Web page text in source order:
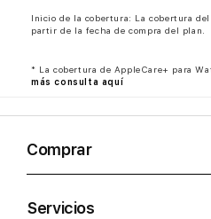
Inicio de la cobertura: La cobertura
partir de la fecha de compra del plan.
* La cobertura de AppleCare+ para
más consulta aquí
Comprar
Servicios